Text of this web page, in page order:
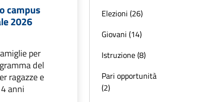
campus
2026
per
del
ragazze e
anni
Elezioni (26)
Giovani (14)
Istruzione (8)
Pari opportunità
(2)